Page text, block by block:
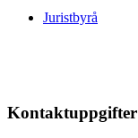
Juristbyrå
Kontaktuppgifter